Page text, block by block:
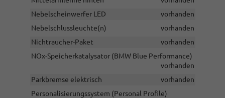
Nebelscheinwerfer LED
vorhanden
Nebelschlussleuchte(n)
vorhanden
Nichtraucher-Paket
vorhanden
NOx-Speicherkatalysator (BMW Blue Performance)
vorhanden
Parkbremse elektrisch
vorhanden
Personalisierungssystem (Personal Profile)